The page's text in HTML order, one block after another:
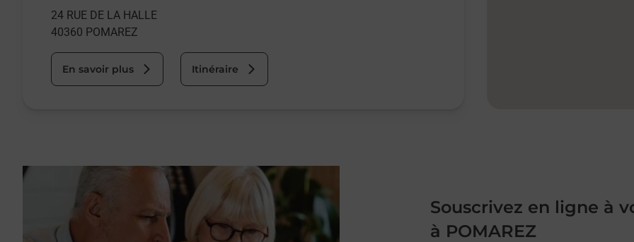
24 RUE DE LA HALLE
40360 POMAREZ
En savoir plus Itinéraire
Souscrivez en ligne à
à POMAREZ